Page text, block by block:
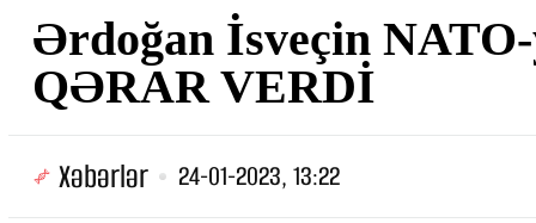
Ərdoğan İsveçin
QƏRAR VERDİ
Xəbərlər 24-01-2023, 13:22